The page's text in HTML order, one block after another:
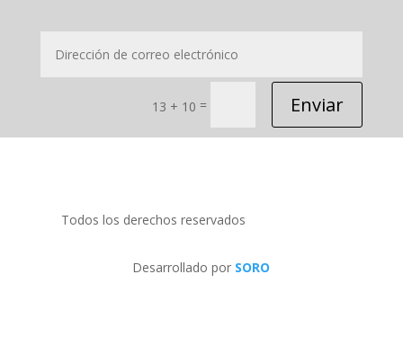
13 + 10 = Enviar
Todos los derechos reservados
Desarrollado por SORO